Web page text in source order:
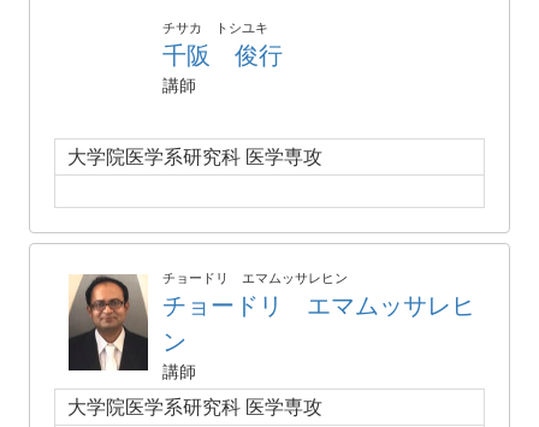
チサカ トシユキ
千阪 俊行
講師
大学院医学系研究科 医学専攻
チョードリ エマムッサレヒン
チョードリ エマムッサレヒ
ン
講師
大学院医学系研究科 医学専攻